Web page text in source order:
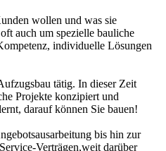
wollen und was sie
auch um spezielle bauliche
individuelle Lösungen
tätig. In dieser Zeit
Projekte konzipiert und
darauf können Sie bauen!
bis hin zur
Verträgen,weit darüber